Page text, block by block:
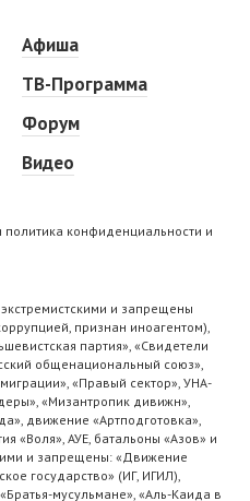
Афиша
ТВ-Программа
Форум
Видео
политика конфиденциальности и
и запрещены
признан иноагентом),
партия», «Свидетели
общенациональный союз»,
«Правый сектор», УНА-
«Мизантропик дивижн»,
движение «Артподготовка»,
«Воля», АУЕ, батальоны «Азов» и
и запрещены: «Движение
государство» (ИГ, ИГИЛ),
мусульмане», «Аль-Каида в